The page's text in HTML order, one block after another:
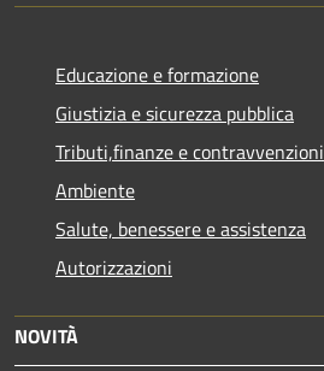
Educazione e formazione
Giustizia e sicurezza pubblica
Tributi,finanze e contravvenzioni
Ambiente
Salute, benessere e assistenza
Autorizzazioni
NOVITÀ